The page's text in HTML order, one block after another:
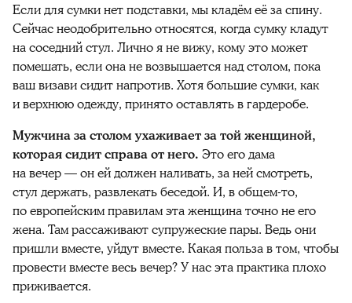
Если для сумки нет подставки, мы кладём её за спину.
Сейчас неодобрительно относятся, когда сумку кладут
на соседний стул. Лично я не вижу, кому это может
помешать, если она не возвышается над столом, пока
ваш визави сидит напротив. Хотя большие сумки, как
и верхнюю одежду, принято оставлять в гардеробе.
Мужчина за столом ухаживает за той женщиной,
которая сидит справа от него. Это его дама
на вечер — он ей должен наливать, за ней смотреть,
стул держать, развлекать беседой. И, в общем-то,
по европейским правилам эта женщина точно не его
жена. Там рассаживают супружеские пары. Ведь они
пришли вместе, уйдут вместе. Какая польза в том, чтобы
провести вместе весь вечер? У нас эта практика плохо
приживается.